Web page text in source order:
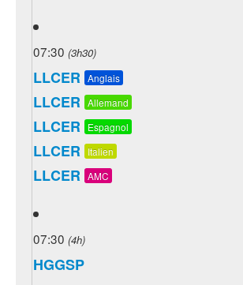
07:30 (3h30)
LLCER Anglais
LLCER Allemand
LLCER Espagnol
LLCER Italien
LLCER AMC
07:30 (4h)
HGGSP